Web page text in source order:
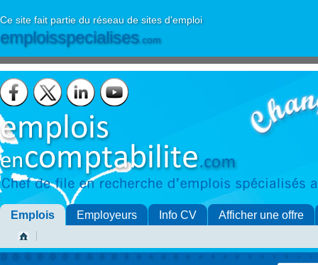
Ce site fait partie du réseau de sites d'emploi
emploisspecialises.com
Emplois Employeurs Info CV Afficher une offre